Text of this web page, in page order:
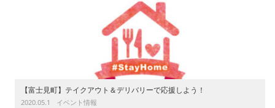
【富士見町】テイクアウト＆デリバリーで応援しよう！
2020.05.1 イベント情報